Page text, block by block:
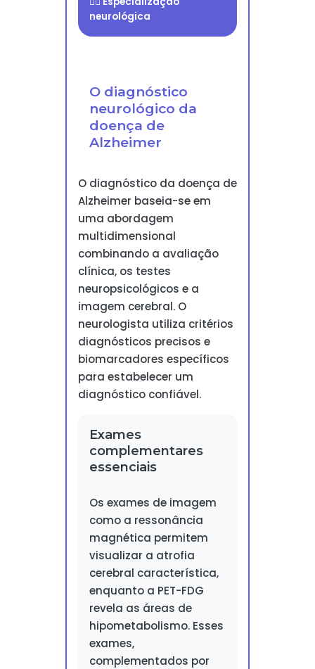
neurológica
O diagnóstico
neurológico da
doença de
Alzheimer
O diagnóstico da doença de
Alzheimer baseia-se em
uma abordagem
multidimensional
combinando a avaliação
clínica, os testes
neuropsicológicos e a
imagem cerebral. O
neurologista utiliza critérios
diagnósticos precisos e
biomarcadores específicos
para estabelecer um
diagnóstico confiável.
Exames
complementares
essenciais
Os exames de imagem
como a ressonância
magnética permitem
visualizar a atrofia
cerebral característica,
enquanto a PET-FDG
revela as áreas de
hipometabolismo. Esses
exames,
complementados por